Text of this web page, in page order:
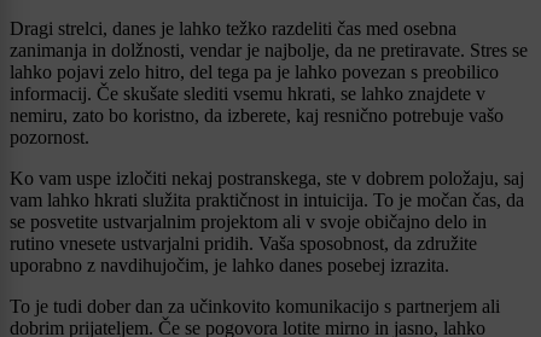
Dragi strelci, danes je lahko težko razdeliti čas med osebna
zanimanja in dolžnosti, vendar je najbolje, da ne pretiravate. Stres se
lahko pojavi zelo hitro, del tega pa je lahko povezan s preobilico
informacij. Če skušate slediti vsemu hkrati, se lahko znajdete v
nemiru, zato bo koristno, da izberete, kaj resnično potrebuje vašo
pozornost.
Ko vam uspe izločiti nekaj postranskega, ste v dobrem položaju, saj
vam lahko hkrati služita praktičnost in intuicija. To je močan čas, da
se posvetite ustvarjalnim projektom ali v svoje običajno delo in
rutino vnesete ustvarjalni pridih. Vaša sposobnost, da združite
uporabno z navdihujočim, je lahko danes posebej izrazita.
To je tudi dober dan za učinkovito komunikacijo s partnerjem ali
dobrim prijateljem. Če se pogovora lotite mirno in jasno, lahko